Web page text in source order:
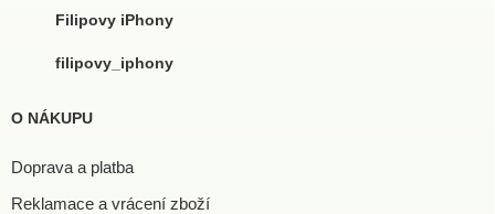
Filipovy iPhony
filipovy_iphony
O NÁKUPU
Doprava a platba
Reklamace a vrácení zboží